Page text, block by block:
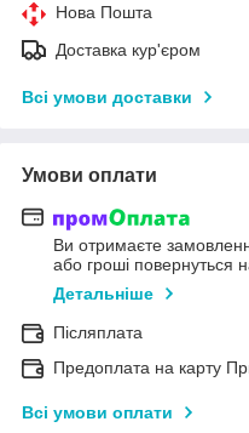
Нова Пошта
Доставка кур'єром
Всі умови доставки
Умови оплати
Ви отримаєте
або гроші повернуться
Детальніше
Післяплата
Предоплата на карту
Всі умови оплати